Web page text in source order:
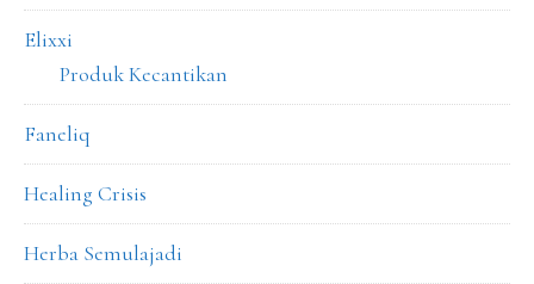
Elixxi
Produk Kecantikan
Faneliq
Healing Crisis
Herba Semulajadi